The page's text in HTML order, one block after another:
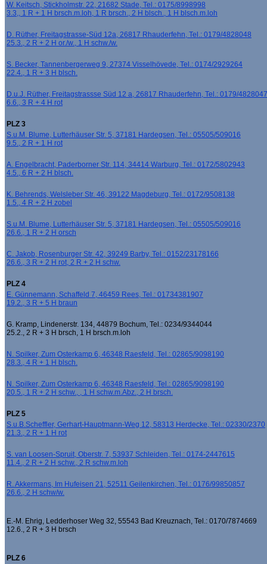
W. Keitsch, Stickholmstr. 22, 21682 Stade, Tel.: 0175/8998998
3.3,, 1 R + 1 H brsch.m.loh, 1 R brsch., 2 H blsch., 1 H blsch.m.loh
D. Rüther, Freitagstrasse-Süd 12a, 26817 Rhauderfehn, Tel.: 0179/4828048
25.3., 2 R + 2 H or./w., 1 H schw./w.
S. Becker, Tannenbergerweg 9, 27374 Visselhövede, Tel.: 0174/2929264
22.4., 1 R + 3 H blsch.
D.u.J. Rüther, Freitagstrassse Süd 12 a, 26817 Rhauderfehn, Tel.: 0179/4828047
6.6., 3 R + 4 H rot
PLZ 3
S.u.M. Blume, Lutterhäuser Str. 5, 37181 Hardegsen, Tel.: 05505/509016
9.5., 2 R + 1 H rot
A. Engelbracht, Paderborner Str. 114, 34414 Warburg, Tel.: 0172/5802943
4.5., 6 R + 2 H blsch.
K. Behrends, Welsleber Str. 46, 39122 Magdeburg, Tel.: 0172/9508138
1.5., 4 R + 2 H zobel
S.u.M. Blume, Lutterhäuser Str. 5, 37181 Hardegsen, Tel.: 05505/509016
26.6., 1 R + 2 H orsch
C. Jakob, Rosenburger Str. 42, 39249 Barby, Tel.: 0152/23178166
26.6., 3 R + 2 H rot, 2 R + 2 H schw.
PLZ 4
E. Günnemann, Schaffeld 7, 46459 Rees, Tel.: 01734381907
19.2., 3 R + 5 H braun
G. Kramp, Lindenerstr. 134, 44879 Bochum, Tel.: 0234/9344044
25.2., 2 R + 3 H brsch, 1 H brsch.m.loh
N. Spilker, Zum Osterkamp 6, 46348 Raesfeld, Tel.: 02865/9098190
28.3., 4 R + 1 H blsch.
N. Spilker, Zum Osterkamp 6, 46348 Raesfeld, Tel.: 02865/9098190
20.5., 1 R + 2 H schw., , 1 H schw.m.Abz., 2 H brsch.
PLZ 5
S.u.B.Scheffler, Gerhart-Hauptmann-Weg 12, 58313 Herdecke, Tel.: 02330/2370
21.3., 2 R + 1 H rot
S. van Loosen-Spruit, Oberstr. 7, 53937 Schleiden, Tel.: 0174-2447615
11.4., 2 R + 2 H schw., 2 R schw.m.loh
R. Akkermans, Im Hufeisen 21, 52511 Geilenkirchen, Tel.: 0176/99850857
26.6., 2 H schw/w.
E.-M. Ehrig, Ledderhoser Weg 32, 55543 Bad Kreuznach, Tel.: 0170/7874669
12.6., 2 R + 3 H brsch
PLZ 6